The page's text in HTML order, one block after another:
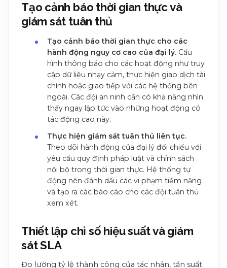
Tạo cảnh báo thời gian thực và
giám sát tuân thủ
Tạo cảnh báo thời gian thực cho các
hành động nguy cơ cao của đại lý.Cấu
hình thông báo cho các hoạt động như truy
cập dữ liệu nhạy cảm, thực hiện giao dịch tài
chính hoặc giao tiếp với các hệ thống bên
ngoài. Các đội an ninh cần có khả năng nhìn
thấy ngay lập tức vào những hoạt động có
tác động cao này.
Thực hiện giám sát tuân thủ liên tục.
Theo dõi hành động của đại lý đối chiếu với
yêu cầu quy định pháp luật và chính sách
nội bộ trong thời gian thực. Hệ thống tự
động nên đánh dấu các vi phạm tiềm năng
và tạo ra các báo cáo cho các đội tuân thủ
xem xét.
Thiết lập chỉ số hiệu suất và giám
sát SLA
Đo lường tỷ lệ thành công của tác nhân, tần suất